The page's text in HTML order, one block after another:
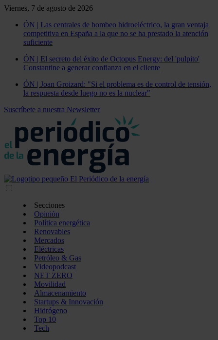
Viernes, 7 de agosto de 2026
ÓN | Las centrales de bombeo hidroeléctrico, la gran ventaja
competitiva en España a la que no se ha prestado la atención
suficiente
ÓN | El secreto del éxito de Octopus Energy: del 'pulpito'
Constantine a generar confianza en el cliente
ÓN | Joan Groizard: "Si el problema es de control de tensión,
la respuesta desde luego no es la nuclear"
Suscríbete a nuestra Newsletter
Secciones
Opinión
Política energética
Renovables
Mercados
Eléctricas
Petróleo & Gas
Videopodcast
NET ZERO
Movilidad
Almacenamiento
Startups & Innovación
Hidrógeno
Top 10
Tech